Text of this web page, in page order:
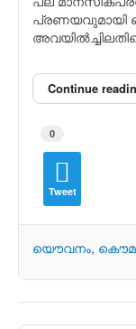
പ്രണയവുമായി
Continue
0
Tweet
യൌവനം